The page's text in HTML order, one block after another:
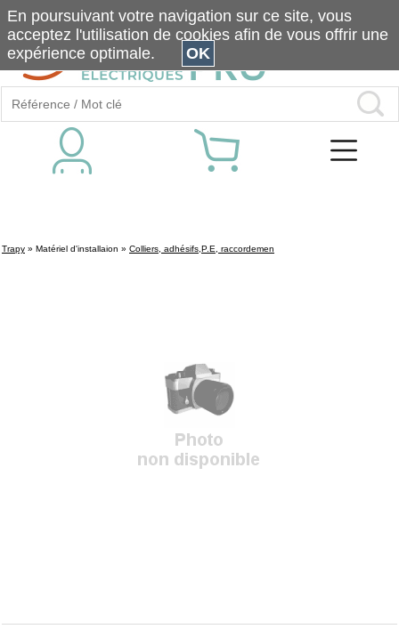
Trapy » Matériel d'installaion » Colliers, adhésifs,P.E, raccordemen
En poursuivant votre navigation sur ce site, vous
acceptez l'utilisation de cookies afin de vous offrir une
expérience optimale.
OK